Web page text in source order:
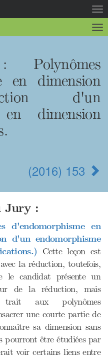
la
la
en dimension
d'un
en dimension
(2016) 153
Jury :
d'endomorphisme en
d'un endomorphisme
Cette leçon est
la réduction, toutefois,
le candidat présente un
de la réduction, mais
aux polynômes
une courte partie de
sa dimension sans
pourront être étudiées par
voir certains liens entre